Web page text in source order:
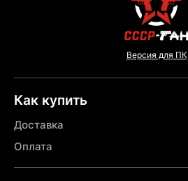
Версия для ПК
Как купить
Доставка
Оплата